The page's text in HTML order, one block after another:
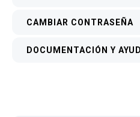
CAMBIAR CONTRASEÑA
DOCUMENTACIÓN Y